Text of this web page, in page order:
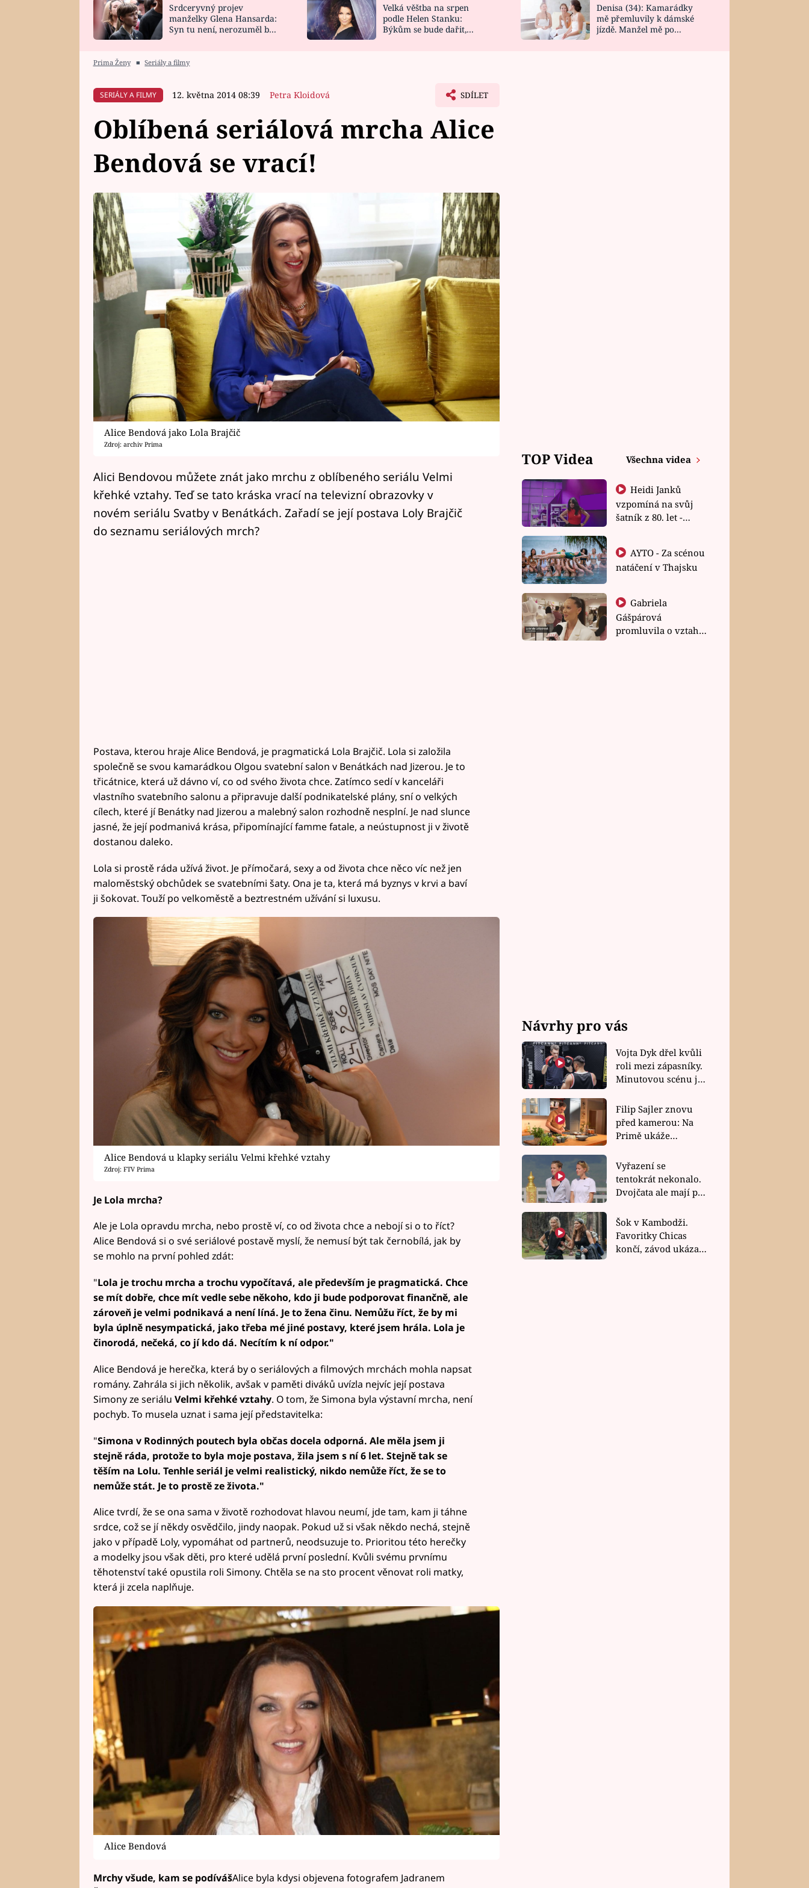
HOROSKOP NA
CELEBRITY
VAŘENÍ
NOVINKY
VIDEORECEPTY
DESIGN
Srdceryvný projev
manželky Glena Hansarda:
Syn tu není, nerozuměl by
Velká věštba na srpen
podle Helen Stanku:
Býkům se bude dařit,
Denisa (34): Kamarádky
mě přemluvily k dámské
jízdě. Manžel mě po
Prima Ženy ■ Seriály a filmy
SERIÁLY A FILMY 12. května 2014 08:39 Petra Kloidová SDÍLET
Oblíbená seriálová mrcha Alice
Bendová se vrací!
Alice Bendová jako Lola Brajčič
Zdroj: archiv Prima
Alici Bendovou můžete znát jako mrchu z oblíbeného seriálu Velmi
křehké vztahy. Teď se tato kráska vrací na televizní obrazovky v
novém seriálu Svatby v Benátkách. Zařadí se její postava Loly Brajčič
do seznamu seriálových mrch?
Postava, kterou hraje Alice Bendová, je pragmatická Lola Brajčič. Lola si založila
společně se svou kamarádkou Olgou svatební salon v Benátkách nad Jizerou. Je to
třicátnice, která už dávno ví, co od svého života chce. Zatímco sedí v kanceláři
vlastního svatebního salonu a připravuje další podnikatelské plány, sní o velkých
cílech, které jí Benátky nad Jizerou a malebný salon rozhodně nesplní. Je nad slunce
jasné, že její podmanivá krása, připomínající famme fatale, a neústupnost ji v životě
dostanou daleko.
Lola si prostě ráda užívá život. Je přímočará, sexy a od života chce něco víc než jen
maloměstský obchůdek se svatebními šaty. Ona je ta, která má byznys v krvi a baví
ji šokovat. Touží po velkoměstě a beztrestném užívání si luxusu.
Alice Bendová u klapky seriálu Velmi křehké vztahy
Zdroj: FTV Prima
Je Lola mrcha?
Ale je Lola opravdu mrcha, nebo prostě ví, co od života chce a nebojí si o to říct?
Alice Bendová si o své seriálové postavě myslí, že nemusí být tak černobílá, jak by
se mohlo na první pohled zdát:
"Lola je trochu mrcha a trochu vypočítavá, ale především je pragmatická. Chce
se mít dobře, chce mít vedle sebe někoho, kdo ji bude podporovat finančně, ale
zároveň je velmi podnikavá a není líná. Je to žena činu. Nemůžu říct, že by mi
byla úplně nesympatická, jako třeba mé jiné postavy, které jsem hrála. Lola je
činorodá, nečeká, co jí kdo dá. Necítím k ní odpor."
Alice Bendová je herečka, která by o seriálových a filmových mrchách mohla napsat
romány. Zahrála si jich několik, avšak v paměti diváků uvízla nejvíc její postava
Simony ze seriálu Velmi křehké vztahy. O tom, že Simona byla výstavní mrcha, není
pochyb. To musela uznat i sama její představitelka:
"Simona v Rodinných poutech byla občas docela odporná. Ale měla jsem ji
stejně ráda, protože to byla moje postava, žila jsem s ní 6 let. Stejně tak se
těším na Lolu. Tenhle seriál je velmi realistický, nikdo nemůže říct, že se to
nemůže stát. Je to prostě ze života."
Alice tvrdí, že se ona sama v životě rozhodovat hlavou neumí, jde tam, kam ji táhne
srdce, což se jí někdy osvědčilo, jindy naopak. Pokud už si však někdo nechá, stejně
jako v případě Loly, vypomáhat od partnerů, neodsuzuje to. Prioritou této herečky
a modelky jsou však děti, pro které udělá první poslední. Kvůli svému prvnímu
těhotenství také opustila roli Simony. Chtěla se na sto procent věnovat roli matky,
která ji zcela naplňuje.
Alice Bendová
Mrchy všude, kam se podívášAlice byla kdysi objevena fotografem Jadranem
TOP Videa Všechna videa
Heidi Janků
vzpomíná na svůj
šatník z 80. let -
natáčení v Thajsku
Gabriela
Gášpárová
promluvila o vztahu
Návrhy pro vás
Vojta Dyk dřel kvůli
roli mezi zápasníky.
Minutovou scénu jel
Filip Sajler znovu
před kamerou: Na
Primě ukáže
rychlé recepty
Vyřazení se
tentokrát nekonalo.
Dvojčata ale mají po
závodu nůž na krku
Šok v Kambodži.
Favoritky Chicas
končí, závod ukázal